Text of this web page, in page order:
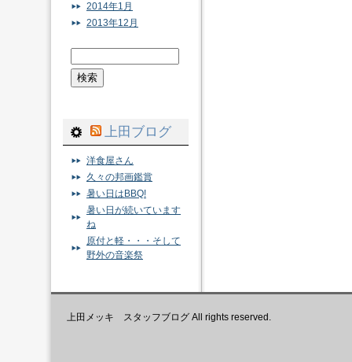
2014年1月
2013年12月
上田ブログ
洋食屋さん
久々の邦画鑑賞
暑い日はBBQ!
暑い日が続いています
ね
原付と軽・・・そして
野外の音楽祭
上田メッキ スタッフブログ All rights reserved.